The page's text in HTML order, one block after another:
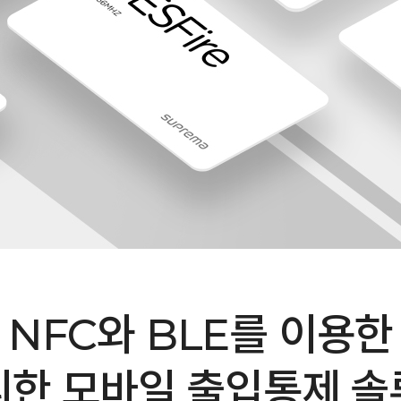
NFC와 BLE를 이용한
한 모바일 출입통제 솔